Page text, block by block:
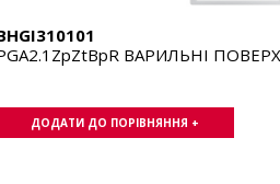
ВАРИЛЬНІ
ДОДАТИ ДО ПОРІВНЯННЯ +